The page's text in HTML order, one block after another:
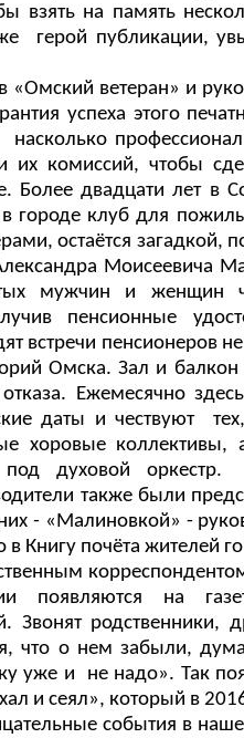
взять на память
герой публикации,
«Омский ветеран» и
успеха этого
насколько
их комиссий, чтобы
Более двадцати лет в
в городе клуб для
остаётся
Моисеевича
мужчин и женщин
пенсионные
встречи пенсионеров
Омска. Зал и
Ежемесячно
даты и чествуют
хоровые
под духовой
также были
- «Малиновкой» -
в Книгу почёта жителей
появляются на
Звонят родственники,
что о нем забыли,
уже и не надо». Так
и сеял», который в
события в